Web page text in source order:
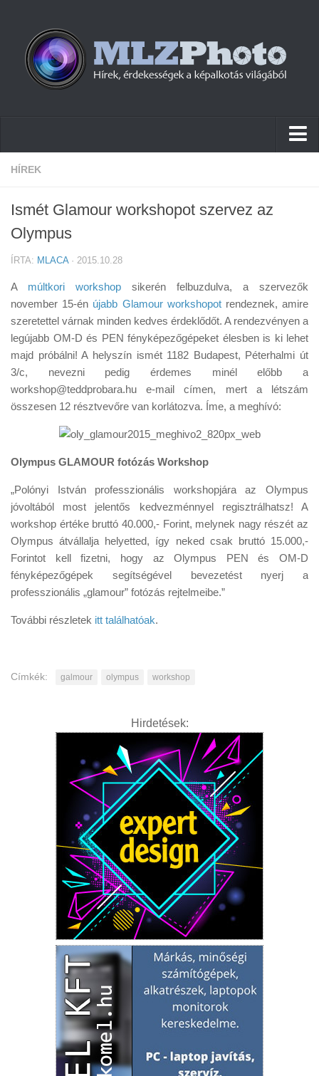
Hírek
Cikkek
Szoftver
Tudástár
Tanácsok
Érdekességek
Helyszíni Riport
E-BB
HÍREK
Ismét Glamour workshopot szervez az
Olympus
ÍRTA: MLACA· 2015.10.28
A múltkori workshop sikerén felbuzdulva, a szervezők
november 15-én újabb Glamour workshopotrendeznek, amire
szeretettel várnak minden kedves érdeklődőt. A rendezvényen a
legújabb OM-D és PEN fényképezőgépeket élesben is ki lehet
majd próbálni! A helyszín ismét 1182 Budapest, Péterhalmi út
3/c, nevezni pedig érdemes minél előbb a
workshop@teddprobara.hu e-mail címen, mert a létszám
összesen 12 résztvevőre van korlátozva. Íme, a meghívó:
Olympus GLAMOUR fotózás Workshop
„Polónyi István professzionális workshopjára az Olympus
jóvoltából most jelentős kedvezménnyel regisztrálhatsz! A
workshop értéke bruttó 40.000,- Forint, melynek nagy részét az
Olympus átvállalja helyetted, így neked csak bruttó 15.000,-
Forintot kell fizetni, hogy az Olympus PEN és OM-D
fényképezőgépek segítségével bevezetést nyerj a
professzionális „glamour” fotózás rejtelmeibe.”
További részletek itt találhatóak.
Címkék: galmour olympus workshop
Hirdetések: